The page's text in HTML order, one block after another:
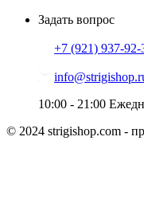
Задать вопрос
+7 (921) 937-92-
10:00 - 21:00
© 2024 strigishop.com -